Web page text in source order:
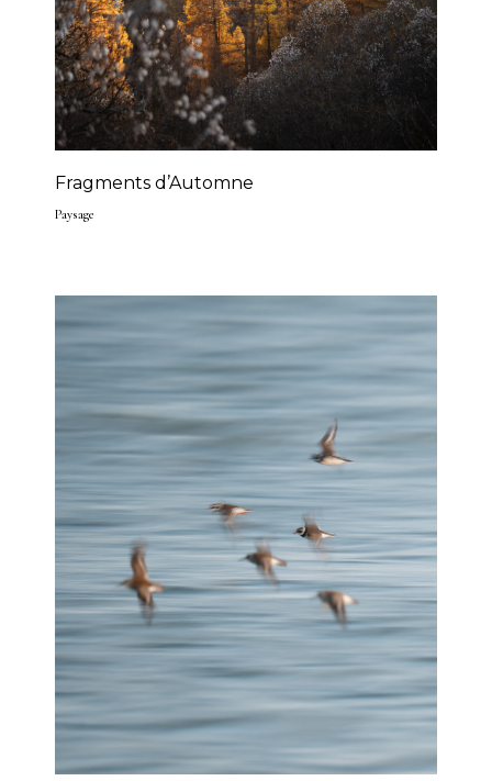
Fragments d’Automne
Paysage